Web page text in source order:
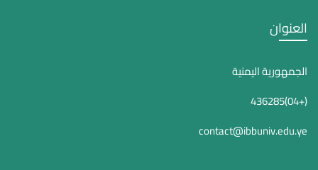
العنوان
الجمهورية اليمنية
(+04)436285
contact@ibbuniv.edu.ye